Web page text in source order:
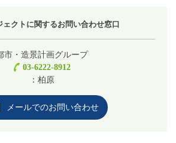
ェクトに関するお問い合わせ窓口
市・造景計画グループ
03-6222-8912
：柏原
メールでのお問い合わせ